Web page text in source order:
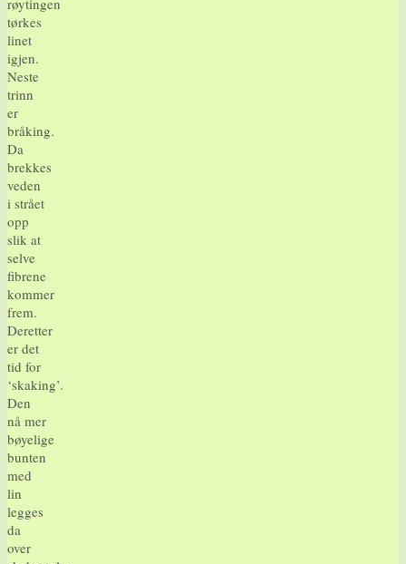
tørkes
linet
igjen.
Neste
trinn
er
bråking.
Da
brekkes
veden
i strået
opp
slik at
selve
fibrene
kommer
frem.
Deretter
er det
tid for
‘skaking’.
Den
nå mer
bøyelige
bunten
med
lin
legges
da
over